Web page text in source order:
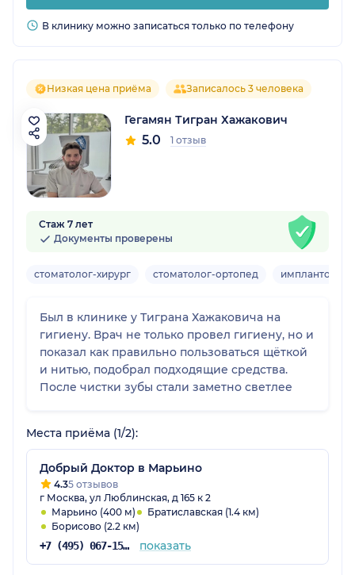
В клинику можно записаться только по телефону
Низкая цена приёма Записалось 3 человека
Гегамян Тигран Хажакович
5.0 1 отзыв
Стаж 7 лет
Документы проверены
стоматолог-хирург стоматолог-ортопед имплантолог
Был в клинике у Тиграна Хажаковича на
гигиену. Врач не только провел гигиену, но и
показал как правильно пользоваться щёткой
и нитью, подобрал подходящие средства.
После чистки зубы стали заметно светлее
Места приёма (1/2):
Добрый Доктор в Марьино
4.35 отзывов
г Москва, ул Люблинская, д 165 к 2
Марьино (400 м)
Братиславская (1.4 км)
Борисово (2.2 км)
+7 (495) 067-15-01 показать